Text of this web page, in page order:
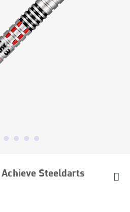
Steeldarts